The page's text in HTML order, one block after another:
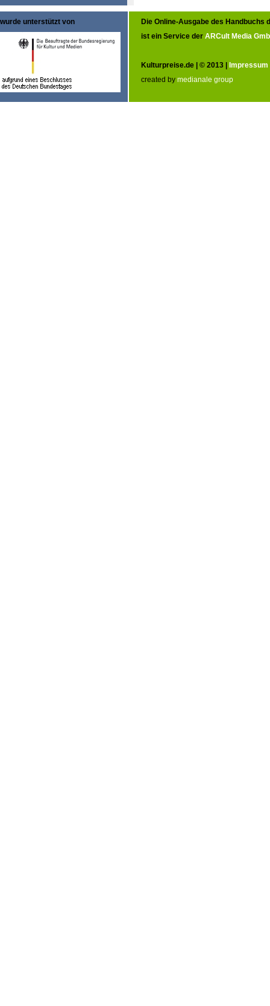
wurde unterstützt von
Die Online-Ausgabe des Handbuchs
ist ein Service der ARCult Media
Kulturpreise.de | © 2013 | Impressum
created by medianale group